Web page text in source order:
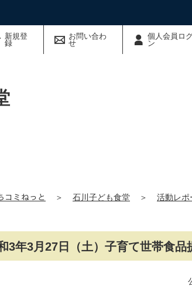
新規登
録
お問い合わ
せ
個人会員ロ
ン
コミねっと ＞ 石川子ども食堂 ＞ 活動レポ
3年3月27日（土）子育て世帯食品